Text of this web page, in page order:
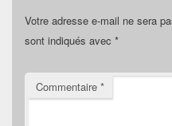
Votre adresse e-mail ne sera
sont indiqués avec *
Commentaire *